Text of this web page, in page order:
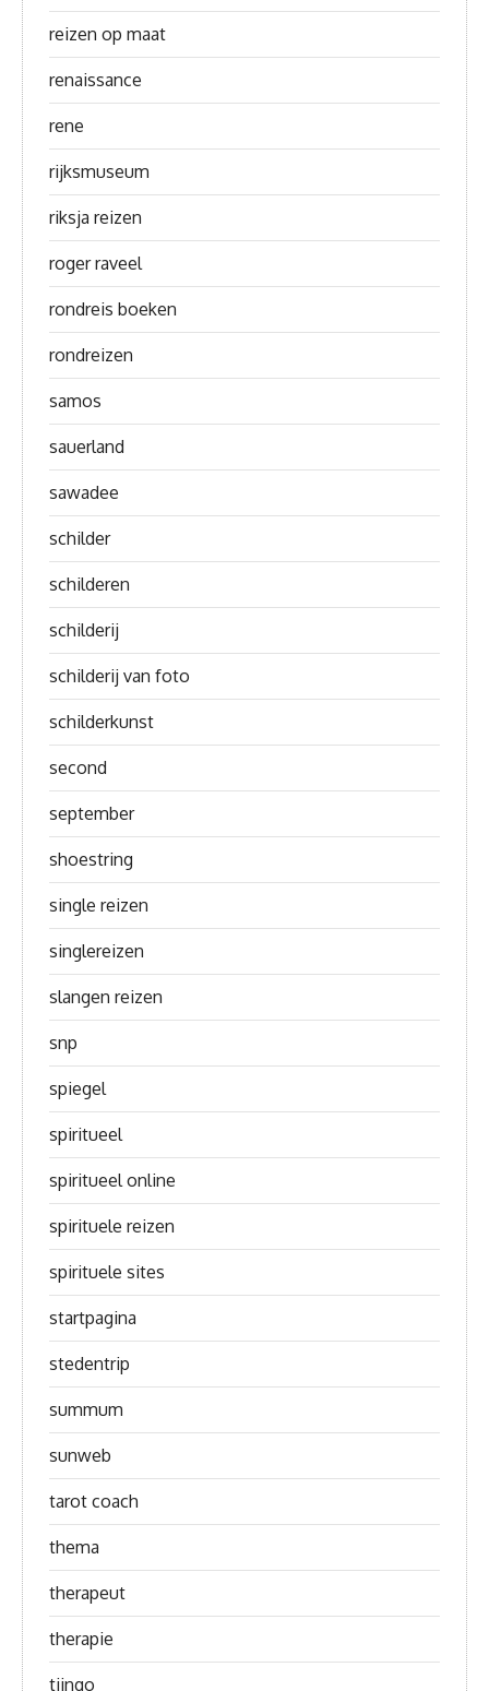
reizen op maat
renaissance
rene
rijksmuseum
riksja reizen
roger raveel
rondreis boeken
rondreizen
samos
sauerland
sawadee
schilder
schilderen
schilderij
schilderij van foto
schilderkunst
second
september
shoestring
single reizen
singlereizen
slangen reizen
snp
spiegel
spiritueel
spiritueel online
spirituele reizen
spirituele sites
startpagina
stedentrip
summum
sunweb
tarot coach
thema
therapeut
therapie
tjingo